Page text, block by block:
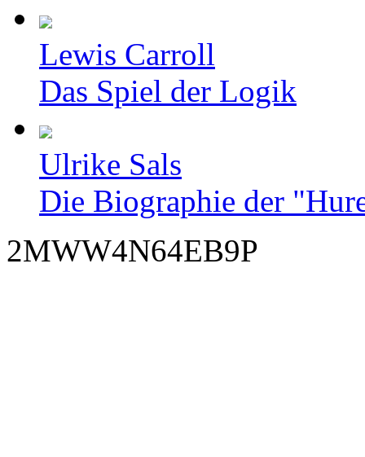
Lewis Carroll
Das Spiel der Logik
Ulrike Sals
Die Biographie der
2MWW4N64EB9P